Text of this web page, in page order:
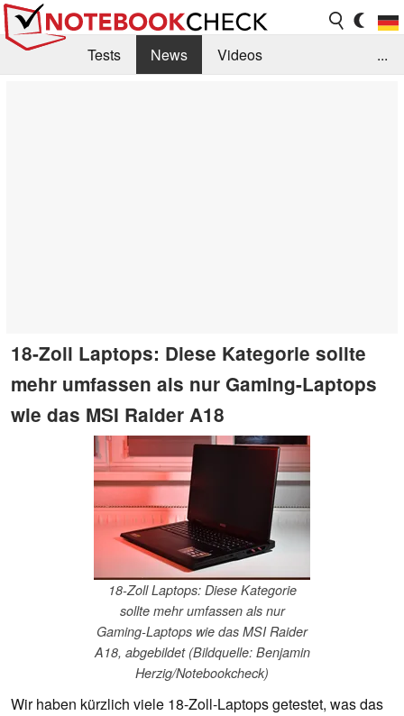
Tests News
Videos
...
18-Zoll Laptops: Diese Kategorie sollte
mehr umfassen als nur Gaming-Laptops
wie das MSI Raider A18
18-Zoll Laptops: Diese Kategorie
sollte mehr umfassen als nur
Gaming-Laptops wie das MSI Raider
A18, abgebildet (Bildquelle: Benjamin
Herzig/Notebookcheck)
Wir haben kürzlich viele 18-Zoll-Laptops getestet, was das